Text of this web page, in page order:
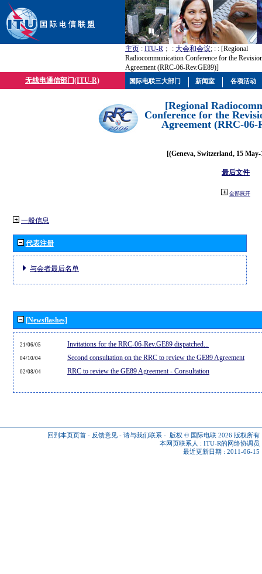
主页 : ITU-R ； : 大会和会议; : : [Regional
Radiocommunication Conference for the
Agreement (RRC-06-Rev.GE89)]
无线电通信部门(ITU-R)
[Regional
Conference for the
Agreement (RRC-06-
[(Geneva, Switzerland, 15
最后文件
全部展开
一般信息
代表注册
与会者最后名单
[Newsflashes]
21/06/05 Invitations for the RRC-06-Rev.GE89 dispatched...
04/10/04 Second consultation on the RRC to review the GE89 Agreement
02/08/04 RRC to review the GE89 Agreement - Consultation
回到本页页首 - 反馈意见 - 请与我们联系 - 版权 © 国际电联 2026 版权所有
本网页联系人 : ITU-R的网络协调员
最近更新日期 : 2011-06-15
国际电联三大部门 新闻室 各项活动